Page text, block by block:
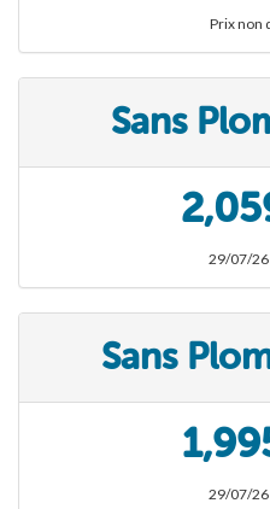
Prix non
Sans
29/07/
Sans
29/07/